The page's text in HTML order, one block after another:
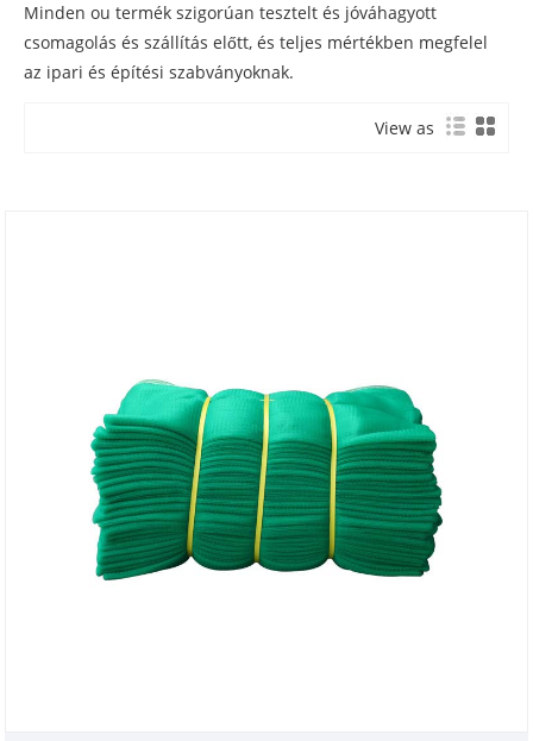
Minden ou termék szigorúan tesztelt és jóváhagyott
csomagolás és szállítás előtt, és teljes mértékben megfelel
az ipari és építési szabványoknak.
View as